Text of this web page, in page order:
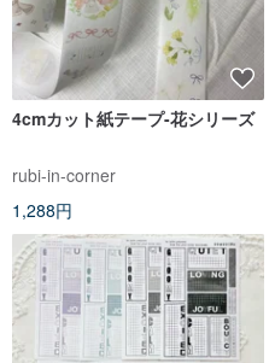
4cmカット紙テープ-花シリーズ
rubi-in-corner
1,288円